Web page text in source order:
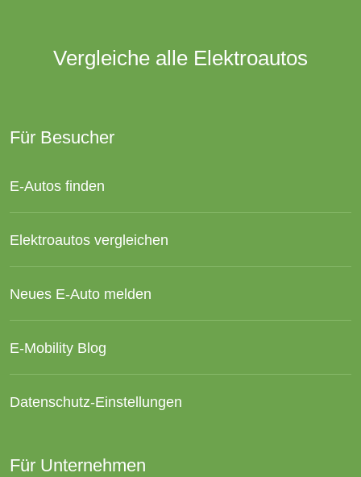
Vergleiche alle Elektroautos
Für Besucher
E-Autos finden
Elektroautos vergleichen
Neues E-Auto melden
E-Mobility Blog
Datenschutz-Einstellungen
Für Unternehmen